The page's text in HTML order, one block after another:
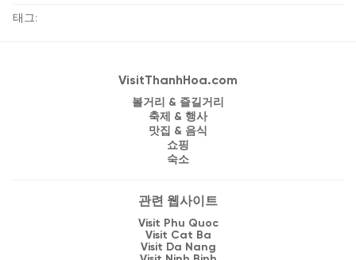
태그:
VisitThanhHoa.com
볼거리 & 즐길거리
축제 & 행사
맛집 & 음식
쇼핑
숙소
관련 웹사이트
Visit Phu Quoc
Visit Cat Ba
Visit Da Nang